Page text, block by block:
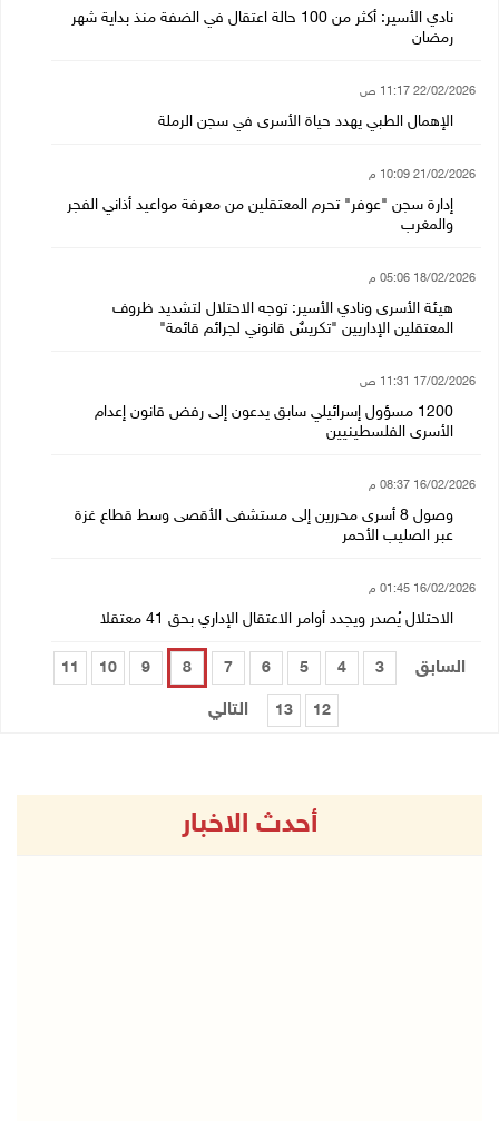
نادي الأسير: أكثر من 100 حالة اعتقال في الضفة منذ بداية شهر
رمضان
22/02/2026 11:17 ص
الإهمال الطبي يهدد حياة الأسرى في سجن الرملة
21/02/2026 10:09 م
إدارة سجن "عوفر" تحرم المعتقلين من معرفة مواعيد أذاني الفجر
والمغرب
18/02/2026 05:06 م
هيئة الأسرى ونادي الأسير: توجه الاحتلال لتشديد ظروف
المعتقلين الإداريين "تكريسٌ قانوني لجرائم قائمة"
17/02/2026 11:31 ص
1200 مسؤول إسرائيلي سابق يدعون إلى رفض قانون إعدام
الأسرى الفلسطينيين
16/02/2026 08:37 م
وصول 8 أسرى محررين إلى مستشفى الأقصى وسط قطاع غزة
عبر الصليب الأحمر
16/02/2026 01:45 م
الاحتلال يُصدر ويجدد أوامر الاعتقال الإداري بحق 41 معتقلا
السابق 3
4
5
6
7
8
9
10
11
12
13 التالي
أحدث الاخبار